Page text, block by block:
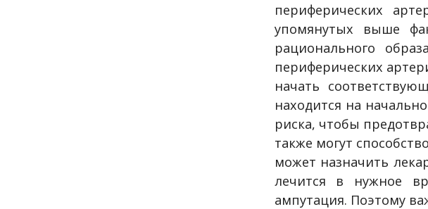
периферических
упомянутых выше
рационального
периферических
начать
находится на
риска, чтобы
также могут
может назначить
лечится в нужное
ампутация. Поэтому